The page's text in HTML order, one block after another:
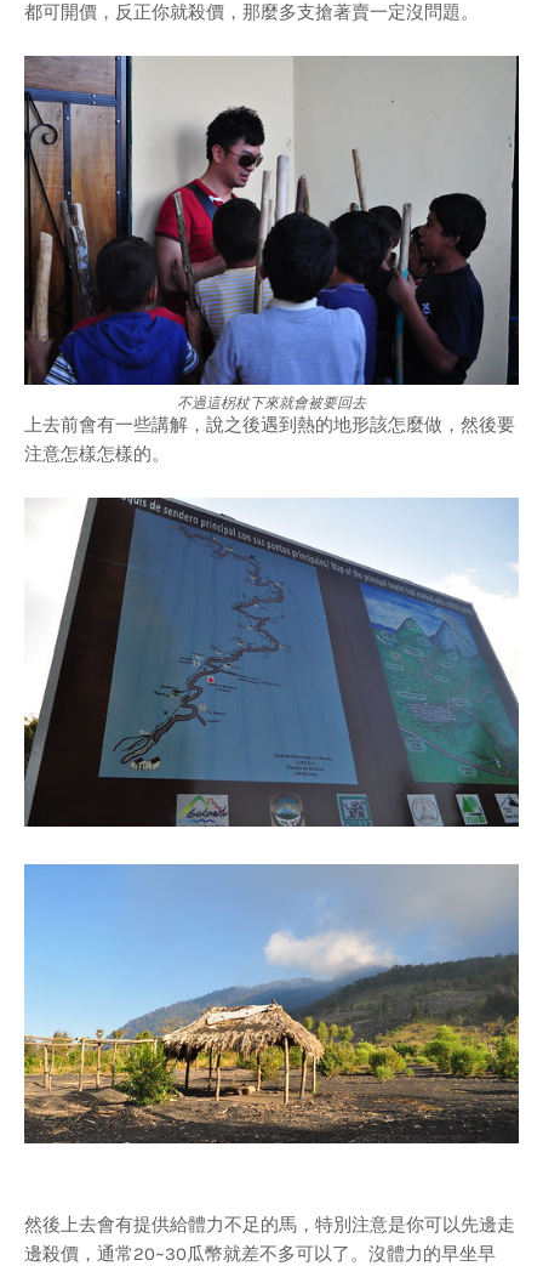
都可開價，反正你就殺價，那麼多支搶著賣一定沒問題。
不過這柺杖下來就會被要回去
上去前會有一些講解，說之後遇到熱的地形該怎麼做，然後要
注意怎樣怎樣的。
然後上去會有提供給體力不足的馬，特別注意是你可以先邊走
邊殺價，通常20~30瓜幣就差不多可以了。沒體力的早坐早